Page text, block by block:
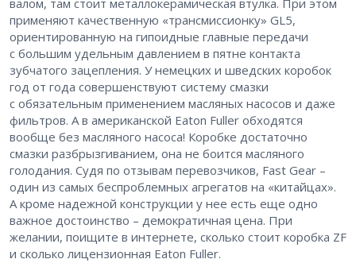
валом, там стоит металлокерамическая втулка. При этом
применяют качественную «трансмиссионку» GL5,
ориентированную на гипоидные главные передачи
с большим удельным давлением в пятне контакта
зубчатого зацепления. У немецких и шведских коробок
год от года совершенствуют систему смазки
с обязательным применением масляных насосов и даже
фильтров. А в американской Eaton Fuller обходятся
вообще без масляного насоса! Коробке достаточно
смазки разбрызгиванием, она не боится масляного
голодания. Судя по отзывам перевозчиков, Fast Gear – ​
один из самых беспроблемных агрегатов на «китайцах».
А кроме надежной конструкции у нее есть еще одно
важное достоинство – ​демократичная цена. При
желании, поищите в интернете, сколько стоит коробка ZF
и сколько лицензионная Eaton Fuller.